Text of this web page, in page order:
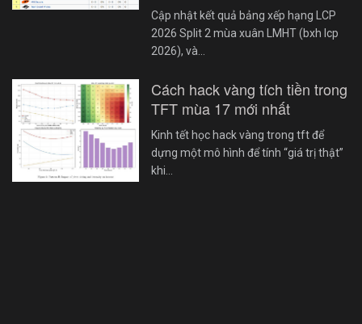
Cập nhật kết quả bảng xếp hạng LCP
2026 Split 2 mùa xuân LMHT (bxh lcp
2026), và…
Cách hack vàng tích tiền trong
TFT mùa 17 mới nhất
Kinh tết học hack vàng trong tft để
dựng một mô hình để tính “giá trị thật”
khi…